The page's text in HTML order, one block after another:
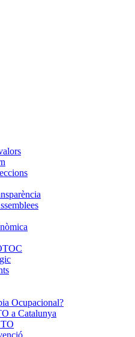
Ocupacional?
a Catalunya